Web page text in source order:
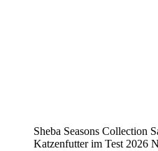
Sheba Seasons Collection
Katzenfutter im Test 2026